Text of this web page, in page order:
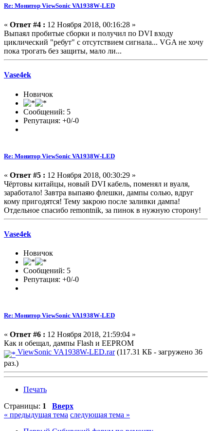
Re: Монитор ViewSonic VA1938W-LED
« Ответ #4 : 12 Ноября 2018, 00:16:28 »
Выпаял пробитые сборки и получил по DVI входу
циклический "ребут" с отсутствием сигнала... VGA не хочу
пока трогать без защиты, мало ли...
Vase4ek
Новичок
Сообщений: 5
Репутация: +0/-0
Re: Монитор ViewSonic VA1938W-LED
« Ответ #5 : 12 Ноября 2018, 00:30:29 »
Чёртовы китайцы, новый DVI кабель, поменял и вуаля,
заработало! Завтра выпаяю флешки, дампы солью, вдруг
кому пригодятся! Тему закрою после заливки дампа!
Отдельное спасибо remontnik, за пинок в нужную сторону!
Vase4ek
Новичок
Сообщений: 5
Репутация: +0/-0
Re: Монитор ViewSonic VA1938W-LED
« Ответ #6 : 12 Ноября 2018, 21:59:04 »
Как и обещал, дампы Flash и EEPROM
ViewSonic VA1938W-LED.rar(117.31 КБ - загружено 36
раз.)
Печать
Страницы: 1
Вверх
« предыдущая тема следующая тема »